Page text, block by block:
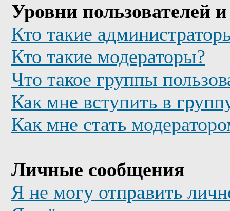
Уровни пользователей
Кто такие
Кто такие модераторы?
Что такое группы
Как мне вступить в
Как мне стать
Личные сообщения
Я не могу отправить